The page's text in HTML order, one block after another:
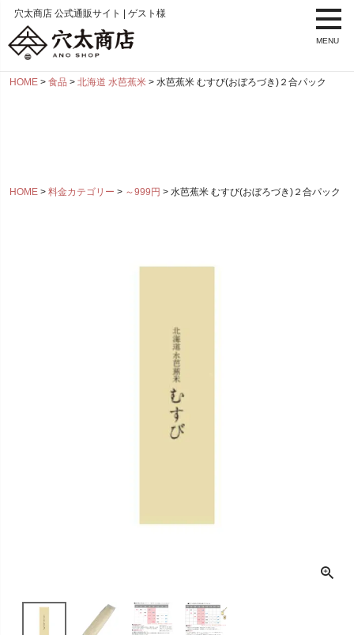
穴太商店 公式通販サイト | ゲスト様
MENU
HOME 食品 北海道 水芭蕉米 水芭蕉米 むすび(おぼろづき)２合パック
HOME 料金カテゴリー ～999円 水芭蕉米 むすび(おぼろづき)２合パック